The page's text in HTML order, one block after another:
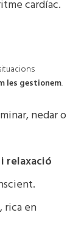
cardíac.
les gestionem.
nedar o
relaxació
, rica en